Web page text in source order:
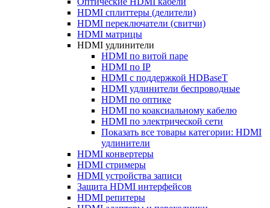
HDMI сплиттеры (делители)
HDMI переключатели (свитчи)
HDMI матрицы
HDMI удлинители
HDMI по витой паре
HDMI по IP
HDMI с поддержкой HDBaseT
HDMI удлинители беспроводные
HDMI по оптике
HDMI по коаксиальному кабелю
HDMI по электрической сети
Показать все товары категории: HDMI
удлинители
HDMI конвертеры
HDMI стримеры
HDMI устройства записи
Защита HDMI интерфейсов
HDMI репитеры